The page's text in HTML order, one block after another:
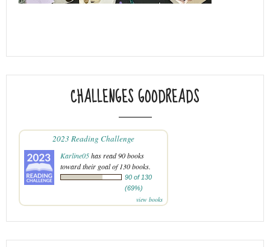
CHALLENGES GOODREADS
2023 Reading Challenge
Karline05has read 90 books
toward their goal of 130 books.
90 of 130
(69%)
view books